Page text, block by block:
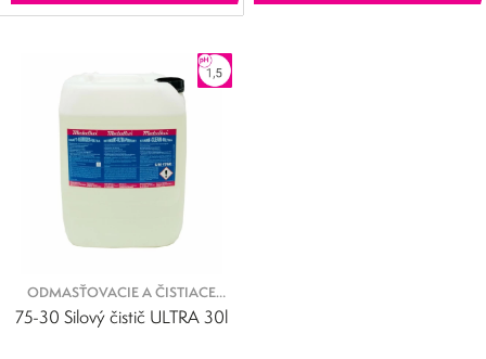
ODMASŤOVACIE A ČISTIACE
KVAPALINY
75-30 Silový čistič ULTRA 30l